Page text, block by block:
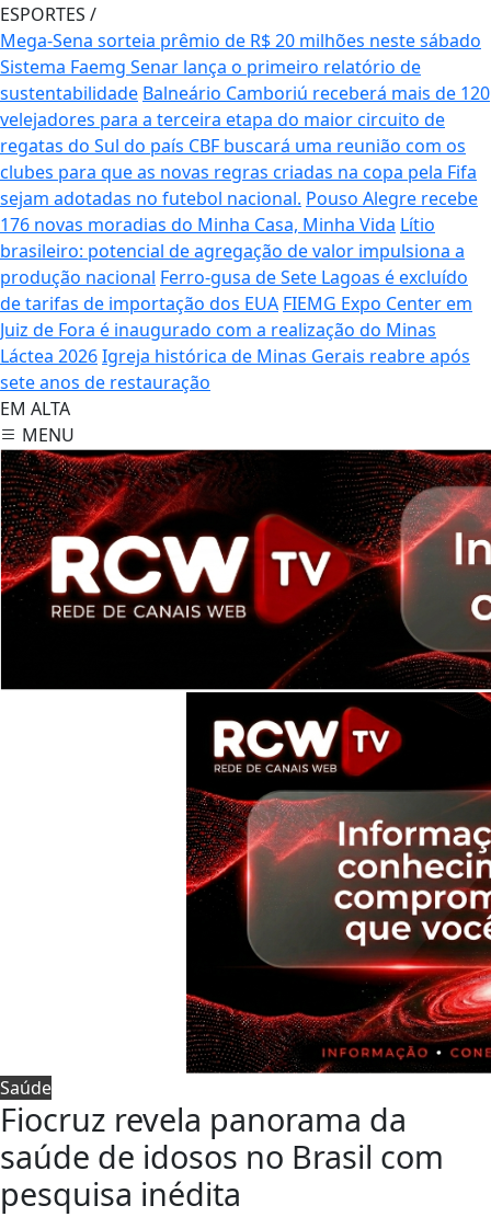
ESPORTES /
Mega-Sena sorteia prêmio de R$ 20 milhões neste sábado
Sistema Faemg Senar lança o primeiro relatório de
sustentabilidade Balneário Camboriú receberá mais de 120
velejadores para a terceira etapa do maior circuito de
regatas do Sul do país CBF buscará uma reunião com os
clubes para que as novas regras criadas na copa pela Fifa
sejam adotadas no futebol nacional. Pouso Alegre recebe
176 novas moradias do Minha Casa, Minha Vida Lítio
brasileiro: potencial de agregação de valor impulsiona a
produção nacional Ferro-gusa de Sete Lagoas é excluído
de tarifas de importação dos EUA FIEMG Expo Center em
Juiz de Fora é inaugurado com a realização do Minas
Láctea 2026Igreja histórica de Minas Gerais reabre após
sete anos de restauração
EM ALTA
MENU
Saúde
Fiocruz revela panorama da
saúde de idosos no Brasil com
pesquisa inédita